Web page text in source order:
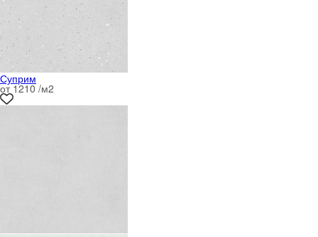
Суприм
от 1210 /м2